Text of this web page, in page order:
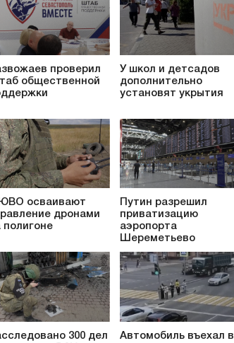
проверил
общественной
У школ и детсадов
дополнительно
установят укрытия
осваивают
дронами
полигоне
Путин разрешил
приватизацию
аэропорта
Шереметьево
300 дел
Автомобиль въехал в